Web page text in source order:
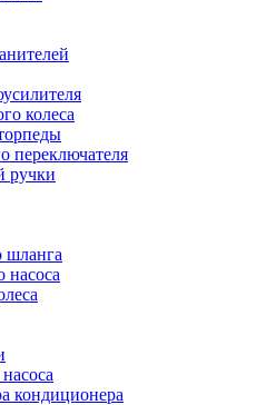
колеса
переключателя
ручки
шланга
кондиционера